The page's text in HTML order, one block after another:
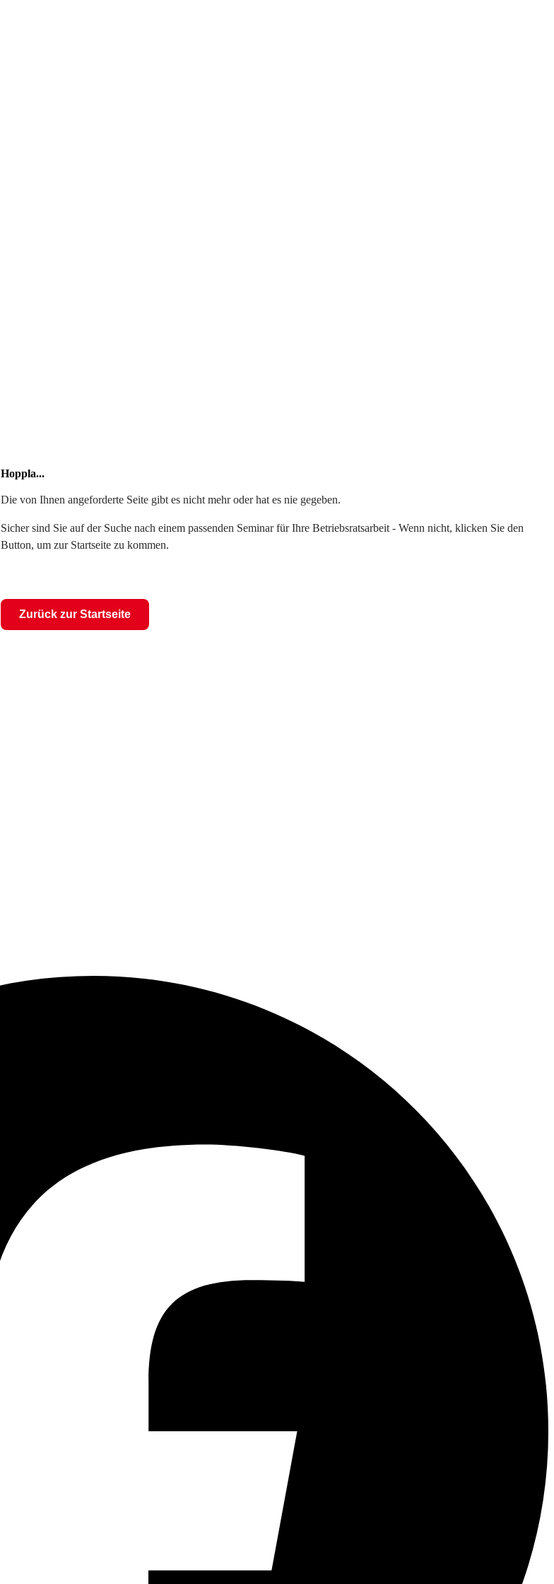
Hoppla...
Die von Ihnen angeforderte Seite gibt es nicht mehr oder hat es nie gegeben.
Sicher sind Sie auf der Suche nach einem passenden Seminar für Ihre Betriebsratsarbeit - Wenn nicht, klicken Sie den
Button, um zur Startseite zu kommen.
Zurück zur Startseite